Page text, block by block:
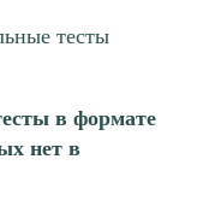
тесты
в формате
нет в